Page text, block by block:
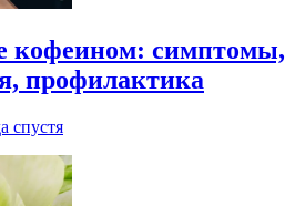
кофеином: симптомы,
профилактика
спустя